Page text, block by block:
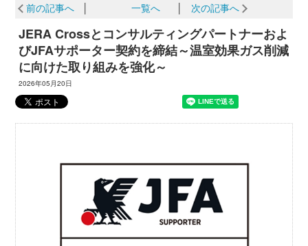
前の記事へ│ 一覧へ 次の記事へ
JERA Crossとコンサルティングパートナーおよ
びJFAサポーター契約を締結～温室効果ガス削減
に向けた取り組みを強化～
2026年05月20日